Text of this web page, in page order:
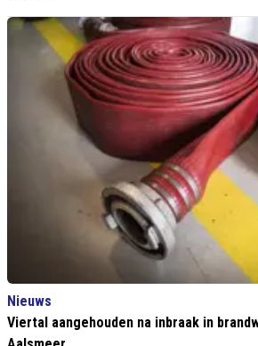
Nieuws
Viertal aangehouden na inbraak in